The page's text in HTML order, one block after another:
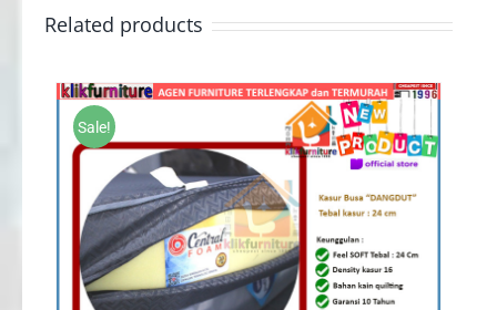
Related products
Sale!